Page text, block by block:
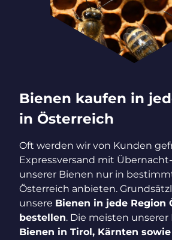
Bienen kaufen in
in Österreich
Oft werden wir von Kunden
Expressversand mit
unserer Bienen nur in
Österreich anbieten.
unsere Bienen in jede Region
bestellen. Die meisten
Bienen in Tirol, Kärnten